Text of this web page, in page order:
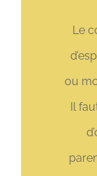
Le
ou
Il